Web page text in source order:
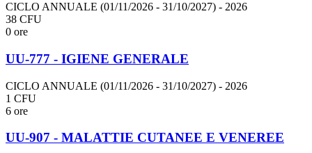
CICLO ANNUALE (01/11/2026 - 31/10/2027) - 2026
38 CFU
0 ore
UU-777 - IGIENE GENERALE
CICLO ANNUALE (01/11/2026 - 31/10/2027) - 2026
1 CFU
6 ore
UU-907 - MALATTIE CUTANEE E VENEREE